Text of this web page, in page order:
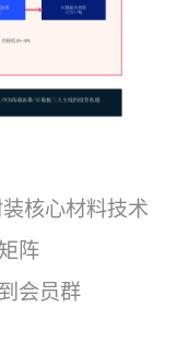
核心材料技术
阵
会员群